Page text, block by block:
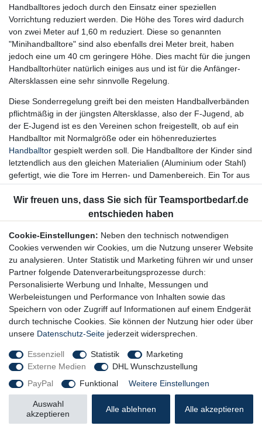
Handballtores jedoch durch den Einsatz einer speziellen
Vorrichtung reduziert werden. Die Höhe des Tores wird dadurch
von zwei Meter auf 1,60 m reduziert. Diese so genannten
"Minihandballtore" sind also ebenfalls drei Meter breit, haben
jedoch eine um 40 cm geringere Höhe. Dies macht für die jungen
Handballtorhüter natürlich einiges aus und ist für die Anfänger-
Altersklassen eine sehr sinnvolle Regelung.
Diese Sonderregelung greift bei den meisten Handballverbänden
pflichtmäßig in der jüngsten Altersklasse, also der F-Jugend, ab
der E-Jugend ist es den Vereinen schon freigestellt, ob auf ein
Handballtor mit Normalgröße oder ein höhenreduziertes
Handballtor gespielt werden soll. Die Handballtore der Kinder sind
letztendlich aus den gleichen Materialien (Aluminium oder Stahl)
gefertigt, wie die Tore im Herren- und Damenbereich. Ein Tor aus
Aluminium ist unter Umständen jedoch besser für den
Jugendbereich geeignet, da es im Falle eines Zusammenstoßes
nicht ganz so schmerzhaft für den Torwart ist.
Weshalb ist eine angepasste Torgröße wichtig für die
Kinder?
Natürlich haben die jungen Handballerinnen und Handballer
eingeschränkte, körperliche Möglichkeiten, schließlich befinden
sie sich noch im Wachstum. Auch beim Teamsport Handball ist es
in diesem Zusammenhang richtig und wichtig, dass das
Regelwerk bei den ersten Altersklassen in gewissen Dingen,
beispielsweise der Torgröße, abgeändert wird. Für einen
beispielsweise 1,30 m großen Handballtorwart wäre es einfach
unverhältnismäßig, wenn er von Beginn an ein zwei Meter hohes
Handballtor verteidigen müsste. Für die Feldspieler wäre es unter
unterzubringen. Insbesondere in der ersten Altersklasse, der F-
Jugend, müssen sich die Spieler erst einmal an das allgemeine
Spielen, die hierfür notwendigen Techniken sowie den Ball
gewöhnen. Die Spielerinnen und Spieler müssen erst einmal
Cookie-Einstellungen: Neben den technisch notwendigen
Cookies verwenden wir Cookies, um die Nutzung unserer Website
zu analysieren. Unter Statistik und Marketing führen wir und unser
Partner folgende Datenverarbeitungsprozesse durch:
Personalisierte Werbung und Inhalte, Messungen und
Werbeleistungen und Performance von Inhalten sowie das
Speichern von oder Zugriff auf Informationen auf einem Endgerät
durch technische Cookies. Sie können der Nutzung hier oder über
unsere Datenschutz-Seite jederzeit widersprechen.
Essenziell Statistik
Marketing
Externe Medien
DHL Wunschzustellung
PayPal
Funktional Weitere Einstellungen
Alle akzeptieren
Alle ablehnen
Auswahl
akzeptieren